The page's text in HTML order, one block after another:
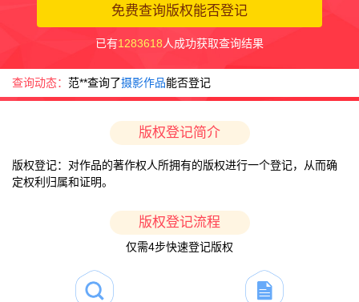
免费查询版权能否登记
已有1283618人成功获取查询结果
查询动态： 范**查询了摄影作品能否登记
版权登记简介
版权登记：对作品的著作权人所拥有的版权进行一个登记，从而确
定权利归属和证明。
版权登记流程
仅需4步快速登记版权